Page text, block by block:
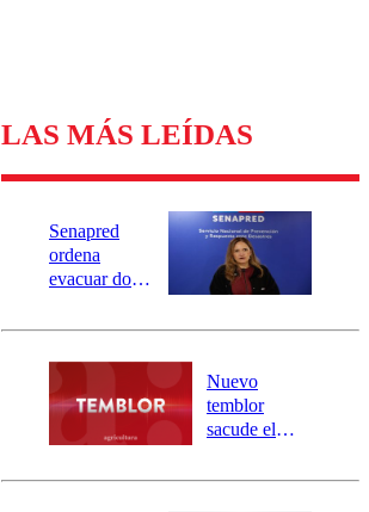
LAS MÁS LEÍDAS
Senapred
ordena
evacuar dos
Carahue por
río Damas:
activa
mensajería
SAE
Nuevo
temblor
sacude el
revisa la